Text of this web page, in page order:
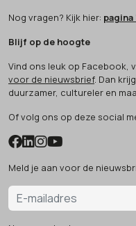
Nog vragen? Kijk hier:
Blijf op de hoogte
Vind ons leuk op Facebook,
voor de nieuwsbrief. Dan
duurzamer, cultureler en
Of volg ons op deze social
Meld je aan voor de